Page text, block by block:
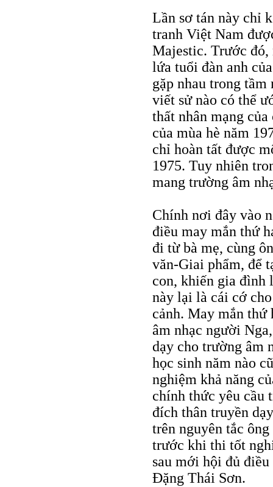
Lần sơ tán này chỉ
tranh Việt Nam
Majestic. Trước đó,
lứa tuổi đàn anh
gặp nhau trong
viết sử nào có thể
thất nhân mạng
của mùa hè năm
chỉ hoàn tất được
1975. Tuy nhiên
mang trường âm
Chính nơi đây vào
điều may mắn thứ
đi từ bà mẹ, cùng
văn-Giai phẩm, để
con, khiến gia đình
này lại là cái cớ
cảnh. May mắn
âm nhạc người
dạy cho trường âm
học sinh năm nào
nghiệm khả năng
chính thức yêu cầu
đích thân truyền
trên nguyên tắc
trước khi thi tốt
sau mới hội đủ
Đặng Thái Sơn.